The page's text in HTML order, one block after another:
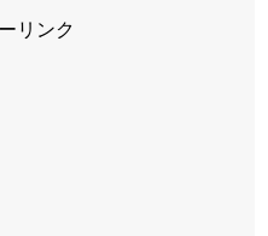
リンク